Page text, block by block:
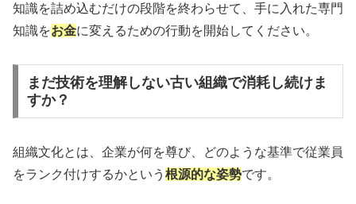
知識を詰め込むだけの段階を終わらせて、手に入れた専門
知識をお金に変えるための行動を開始してください。
まだ技術を理解しない古い組織で消耗し続けま
すか？
組織文化とは、企業が何を尊び、どのような基準で従業員
をランク付けするかという 根源的な姿勢です。